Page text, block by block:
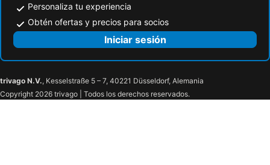
Personaliza tu experiencia
Obtén ofertas y precios para socios
Iniciar sesión
trivago N.V., Kesselstraße 5 – 7, 40221 Düsseldorf, Alemania
Copyright 2026 trivago | Todos los derechos reservados.